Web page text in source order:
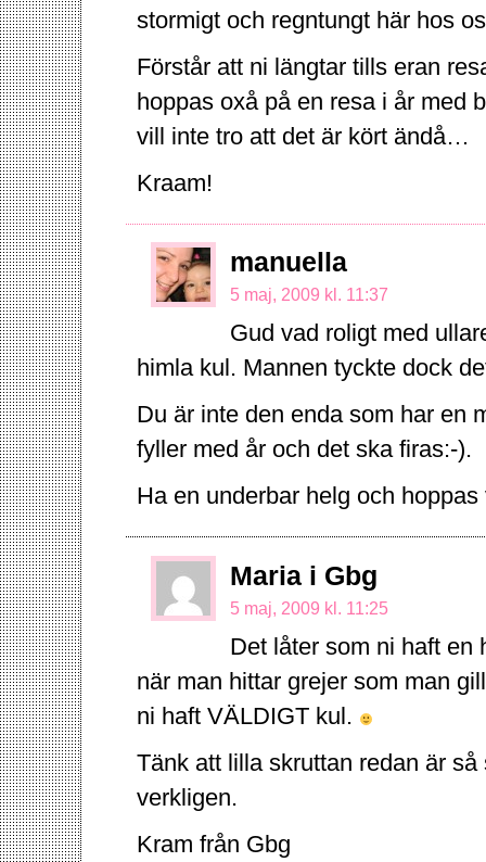
stormigt och regntungt här hos
Förstår att ni längtar tills eran
hoppas oxå på en resa i år med
vill inte tro att det är kört ändå…
Kraam!
manuella
5 maj, 2009 kl. 11:37
Gud vad roligt med
himla kul. Mannen tyckte dock
Du är inte den enda som har en
fyller med år och det ska firas:-).
Ha en underbar helg och
Maria i Gbg
5 maj, 2009 kl. 11:25
Det låter som ni haft en
när man hittar grejer som man
ni haft VÄLDIGT kul.
Tänk att lilla skruttan redan är
verkligen.
Kram från Gbg